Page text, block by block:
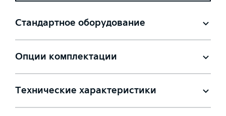
Стандартное оборудование
Опции комплектации
Технические характеристики